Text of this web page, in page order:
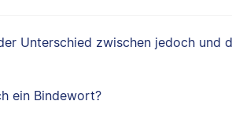
Unterschied zwischen jedoch und
ein Bindewort?